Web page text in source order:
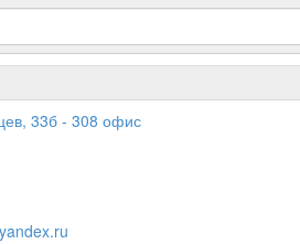
33б - 308 офис